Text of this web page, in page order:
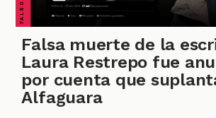
Falsa muerte de la
Laura Restrepo fue
por cuenta que
Alfaguara